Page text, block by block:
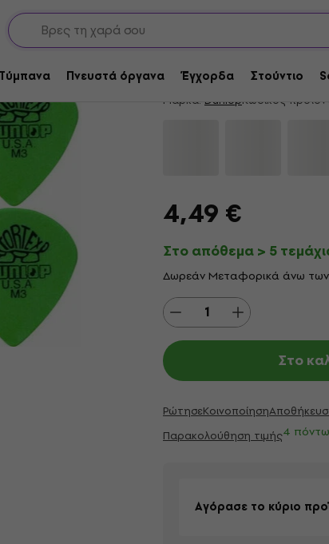
Τύμπανα Πνευστά όργανα Έγχορδα Στούντιο
Dunlop 472R M3
4,65/5 51 x βαθμολογία
Μάρκα: DunlopΚωδικός
4,49 €
Στο απόθεμα > 5
Δωρεάν Μεταφορικά άνω
Στο
ΡώτησεΚοινοποίηση
Παρακολούθηση τιμής4
Αγόρασε το κύριο